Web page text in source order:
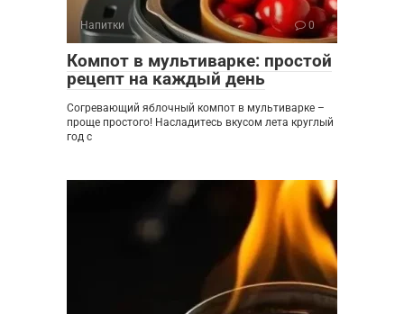
Напитки 0
Компот в мультиварке: простой
рецепт на каждый день
Согревающий яблочный компот в мультиварке –
проще простого! Насладитесь вкусом лета круглый
год с